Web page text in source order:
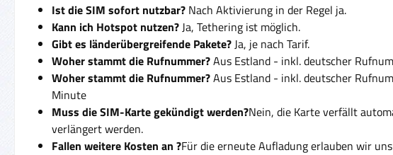
Ist die SIM sofort nutzbar? Nach Aktivierung in der Regel ja.
Kann ich Hotspot nutzen? Ja, Tethering ist möglich.
Gibt es länderübergreifende Pakete? Ja, je nach Tarif.
Woher stammt die Rufnummer?Aus Estland - inkl. deutscher
Woher stammt die Rufnummer?Aus Estland - inkl. deutscher
Minute
Muss die SIM-Karte gekündigt werden?Nein, die Karte verfällt
verlängert werden.
Fallen weitere Kosten an ?Für die erneute Aufladung erlauben wir